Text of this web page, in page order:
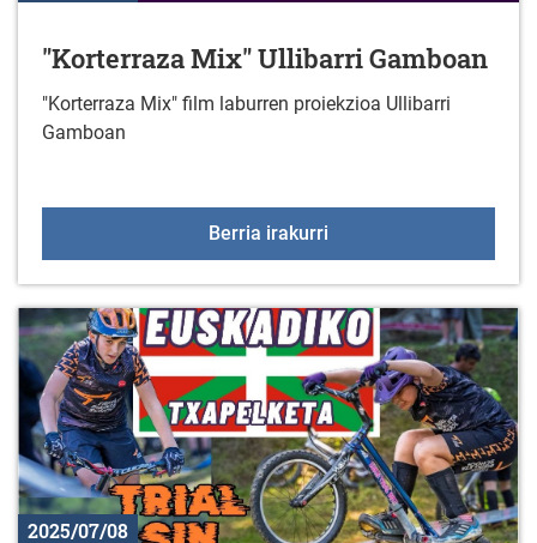
"Korterraza Mix" Ullibarri Gamboan
"Korterraza Mix" film laburren proiekzioa Ullibarri
Gamboan
Berria irakurri
2025/07/08